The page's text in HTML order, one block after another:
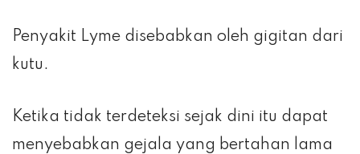
Penyakit Lyme disebabkan oleh gigitan dari
kutu.
Ketika tidak terdeteksi sejak dini itu dapat
menyebabkan gejala yang bertahan lama